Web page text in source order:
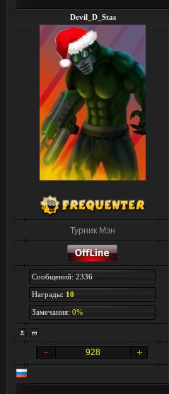
Devil_D_Stas
Турник Мэн
Сообщений: 2336
Награды: 10
Замечания: 0%
928